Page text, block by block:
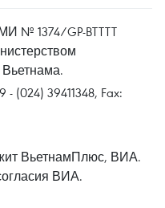
№ 1374/GP-BTTTT
(024) 39411348, Fax:
ВьетнамПлюс, ВИА.
ВИА.